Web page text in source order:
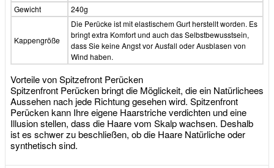
Gewicht
240g
Kappengröße
Die Perücke ist mit elastischem Gurt herstellt worden. Es
bringt extra Komfort und auch das Selbstbewusstsein,
dass Sie keine Angst vor Ausfall oder Ausblasen von
Wind haben.
Vorteile von Spitzefront Perücken
Spitzenfront Perücken bringt die Möglickeit, die ein Natürlichees
Aussehen nach jede Richtung gesehen wird. Spitzenfront
Perücken kann Ihre eigene Haarstriche verdichten und eine
Illusion stellen, dass die Haare vom Skalp wachsen. Deshalb
ist es schwer zu beschließen, ob die Haare Natürliche oder
synthetisch sind.